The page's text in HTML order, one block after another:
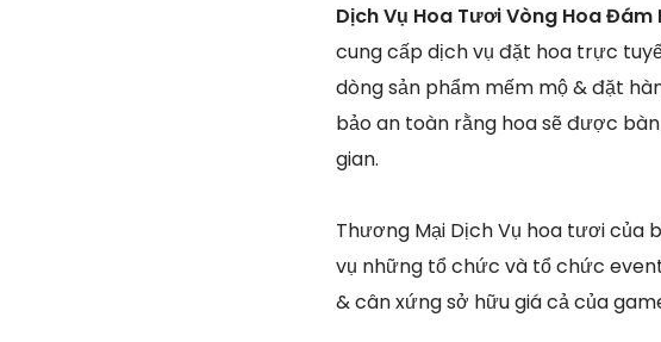
Dịch Vụ Hoa Tươi Vòng Hoa Đám
cung cấp dịch vụ đặt hoa trực
dòng sản phẩm mếm mộ & đặt
bảo an toàn rằng hoa sẽ được
gian.
Thương Mại Dịch Vụ hoa tươi
vụ những tổ chức và tổ chức
& cân xứng sở hữu giá cả của